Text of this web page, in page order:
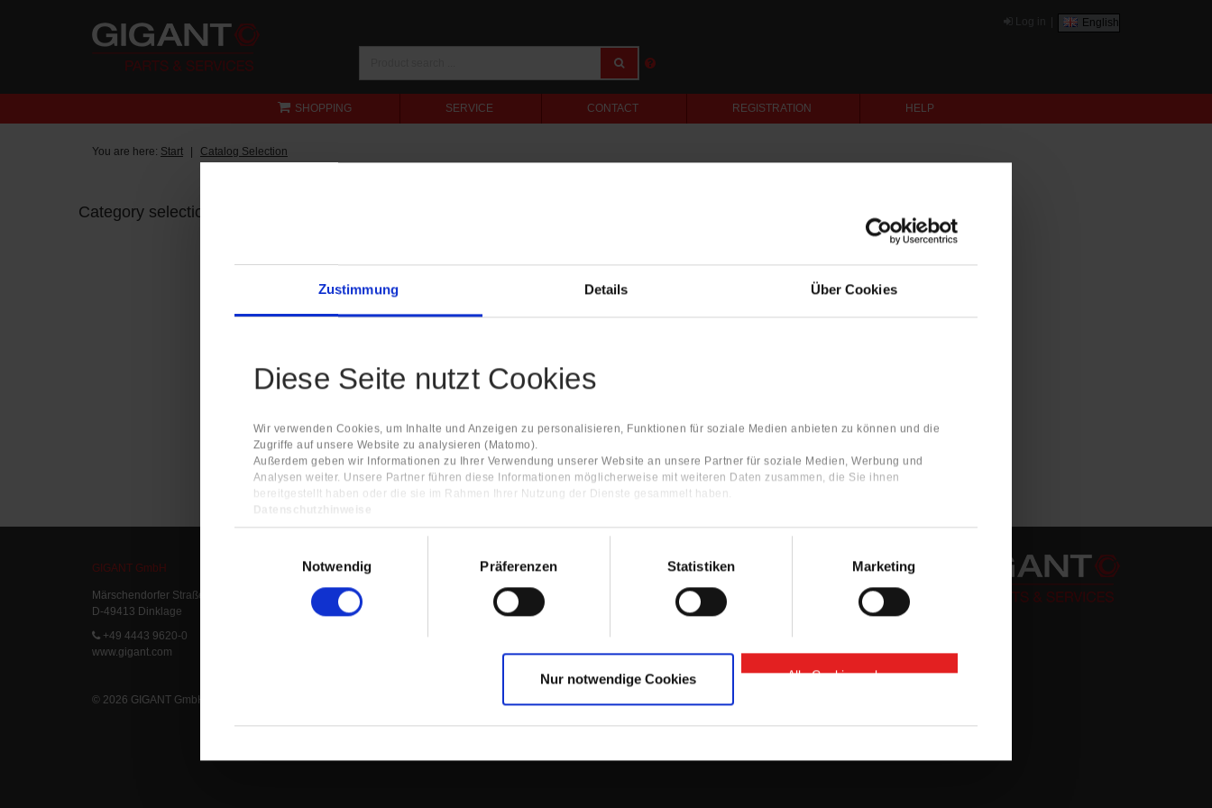
Zustimmung Details Über Cookies
Diese Seite nutzt Cookies
Wir verwenden Cookies, um Inhalte und Anzeigen zu personalisieren, Funktionen für soziale Medien anbieten zu können und die
Zugriffe auf unsere Website zu analysieren (Matomo).
Außerdem geben wir Informationen zu Ihrer Verwendung unserer Website an unsere Partner für soziale Medien, Werbung und
Analysen weiter. Unsere Partner führen diese Informationen möglicherweise mit weiteren Daten zusammen, die Sie ihnen
bereitgestellt haben oder die sie im Rahmen Ihrer Nutzung der Dienste gesammelt haben.
Datenschutzhinweise
Impressum
Notwendig
Präferenzen Statistiken Marketing
Nur notwendige Cookies Alle Cookies zulassen
Log in English
SHOPPING SERVICE CONTACT REGISTRATION HELP
You are here: Start Catalog Selection
Category selection
GIGANT GmbH
Märschendorfer Straße 42
D-49413 Dinklage
+49 4443 9620-0
www.gigant.com
Service
Service Locator
Delivery Information
Contact Person
Contact form
© 2026 GIGANT GmbH